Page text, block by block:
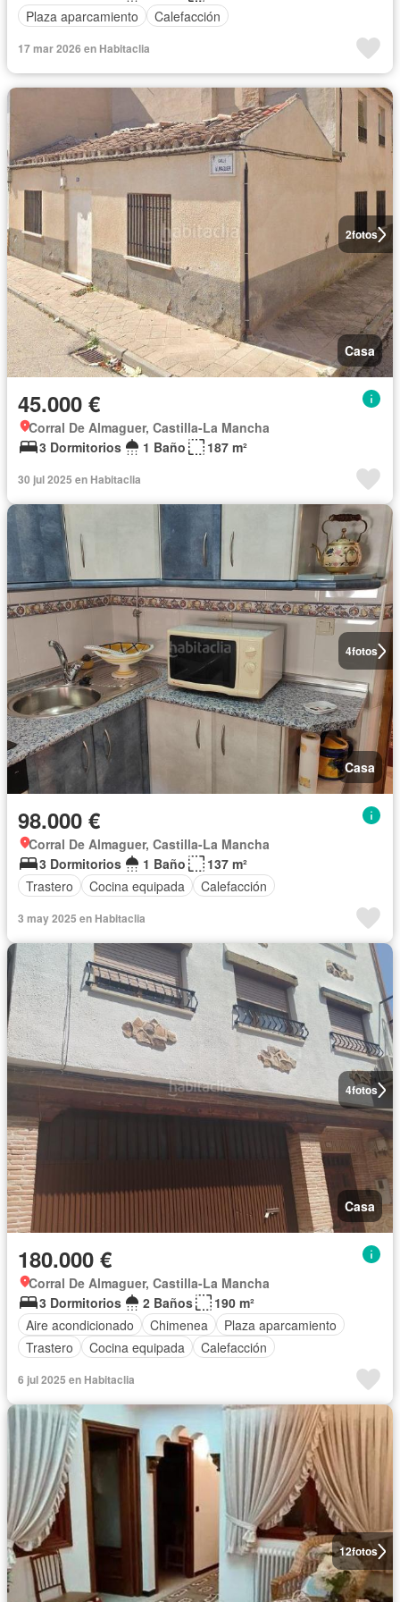
Plaza aparcamiento
Calefacción
17 mar 2026 en Habitaclia
2fotos
Casa
45.000 €
Corral De Almaguer, Castilla-La Mancha
3 Dormitorios
1 Baño 187 m²
30 jul 2025 en Habitaclia
4fotos
Casa
98.000 €
Corral De Almaguer, Castilla-La Mancha
3 Dormitorios
1 Baño
137 m²
Trastero
Cocina equipada Calefacción
3 may 2025 en Habitaclia
4fotos
Casa
180.000 €
Corral De Almaguer, Castilla-La Mancha
3 Dormitorios
2 Baños
190 m²
Aire acondicionado
Chimenea
Plaza aparcamiento
Trastero
Cocina equipada Calefacción
6 jul 2025 en Habitaclia
12fotos